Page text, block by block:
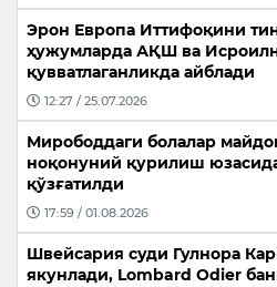
Эрон Европа Иттифоқини
ҳужумларда АҚШ ва
қувватлаганликда айблади
12:27 / 25.07.2026
Мирободдаги болалар
ноқонуний қурилиш
қўзғатилди
17:59 / 01.08.2026
Швейсария суди Гулнора
якунлади, Lombard Odier